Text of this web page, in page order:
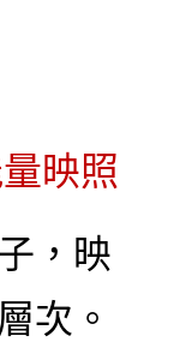
映照
，映
次。